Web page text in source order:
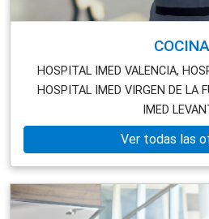
COCINA
HOSPITAL IMED VALENCIA,
HOSPITAL IMED VIRGEN DE LA
IMED
Ver todas las